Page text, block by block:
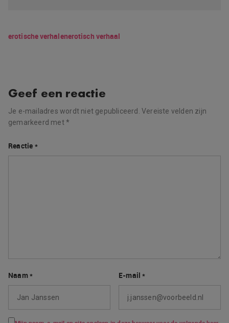
erotische verhalenerotisch verhaal
Geef een reactie
Je e-mailadres wordt niet gepubliceerd. Vereiste velden zijn
gemarkeerd met*
Reactie *
Naam* E-mail*